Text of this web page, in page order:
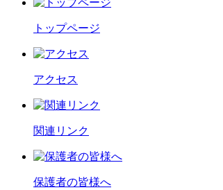
トップページ
アクセス
関連リンク
保護者の皆様へ